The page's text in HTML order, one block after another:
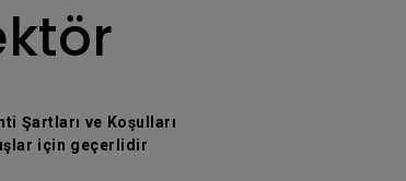
Şartları ve Koşulları
için geçerlidir